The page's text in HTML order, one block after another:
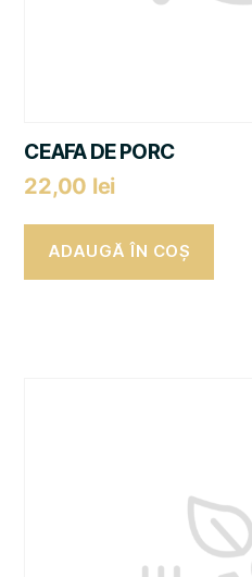
CEAFA DE PORC
22,00 lei
ADAUGĂ ÎN COȘ